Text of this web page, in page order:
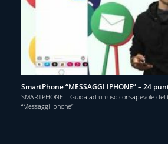
SmartPhone “MESSAGGI IPHONE” – 24
SMARTPHONE – Guida ad un uso consapevole
“Messaggi Iphone”